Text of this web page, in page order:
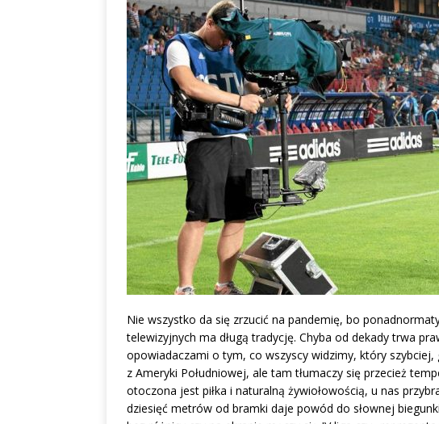
albo dylematy producentów czyli jak
Nie wszystko da się zrzucić na pandemię, bo
telewizyjnych ma długą tradycję. Chyba od dekady trwa
opowiadaczami o tym, co wszyscy widzimy, który szybciej,
z Ameryki Południowej, ale tam tłumaczy się przecież
otoczona jest piłka i naturalną żywiołowością, u nas
dziesięć metrów od bramki daje powód do słownej